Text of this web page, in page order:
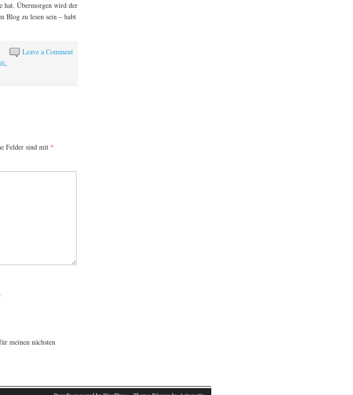
hat. Übermorgen wird der
Blog zu lesen sein – habt
Leave a Comment
,
Felder sind mit *
meinen nächsten